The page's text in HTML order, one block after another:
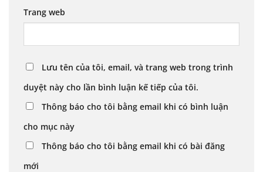
Trang web
Lưu tên của tôi, email, và trang web trong trình
duyệt này cho lần bình luận kế tiếp của tôi.
Thông báo cho tôi bằng email khi có bình luận
cho mục này
Thông báo cho tôi bằng email khi có bài đăng
mới